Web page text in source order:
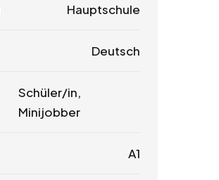
Hauptschule
Deutsch
Schüler/in,
Minijobber
A1